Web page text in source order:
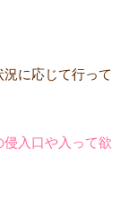
に応じて行って
入口や入って欲